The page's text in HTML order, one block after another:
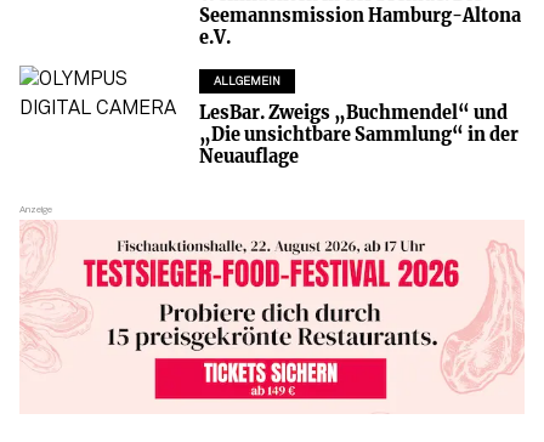
Seemannsmission Hamburg-Altona
e.V.
ALLGEMEIN
LesBar. Zweigs „Buchmendel“ und
„Die unsichtbare Sammlung“ in der
Neuauflage